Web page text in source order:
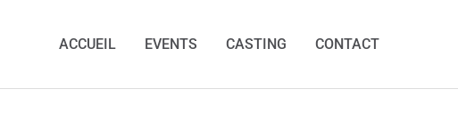
ACCUEIL EVENTS CASTING CONTACT